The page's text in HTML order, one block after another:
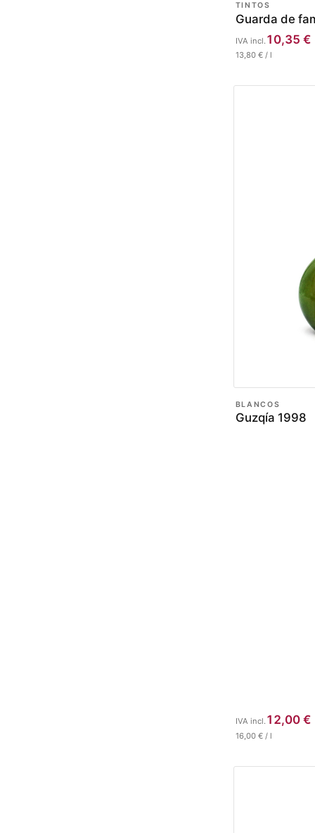
TINTOS
Guarda de
10,35 €
IVA incl.
13,80€/ l
BLANCOS
Guzqía 1998
12,00€
IVA incl.
16,00€/ l